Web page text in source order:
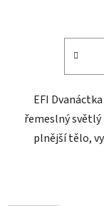
EFI
řemeslný světlý
plnější tělo,